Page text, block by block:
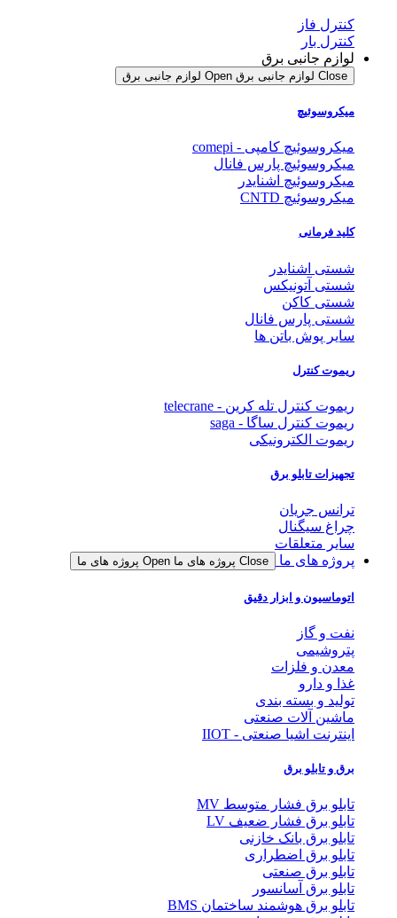
کنترل فاز
کنترل بار
لوازم جانبی برق
Close لوازم جانبی برق Open لوازم جانبی برق
میکروسوئیچ
میکروسوئیچ کامپی - comepi
میکروسوئیچ پارس فانال
میکروسوئیچ اشنایدر
میکروسوئیچ CNTD
کلید فرمانی
شستی اشنایدر
شستی آتونیکس
شستی کاکن
شستی پارس فانال
سایر پوش باتن ها
ریموت کنترل
ریموت کنترل تله کرین - telecrane
ریموت کنترل ساگا - saga
ریموت الکترونیکی
تجهیزات تابلو برق
ترانس جریان
چراغ سیگنال
سایر متعلقات
پروژه های ما
Close پروژه های ما Open پروژه های ما
اتوماسیون و ابزار دقیق
نفت و گاز
پتروشیمی
معدن و فلزات
غذا و دارو
تولید و بسته بندی
ماشین آلات صنعتی
اینترنت اشیا صنعتی - IIOT
برق و تابلو برق
تابلو برق فشار متوسط MV
تابلو برق فشار ضعیف LV
تابلو برق بانک خازنی
تابلو برق اضطراری
تابلو برق صنعتی
تابلو برق آسانسور
تابلو برق هوشمند ساختمان BMS